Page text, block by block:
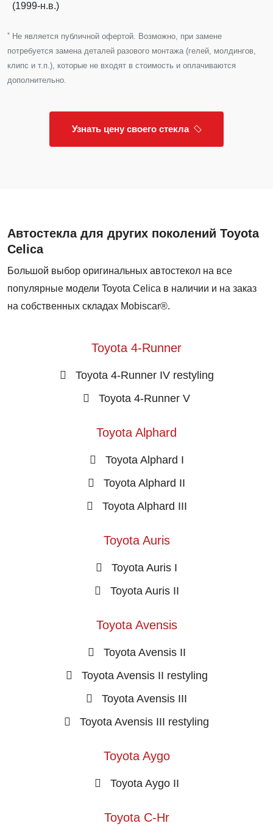
(1999-н.в.)
* Не является публичной офертой. Возможно, при замене
потребуется замена деталей разового монтажа (гелей, молдингов,
клипс и т.п.), которые не входят в стоимость и оплачиваются
дополнительно.
Узнать цену своего стекла
Автостекла для других поколений Toyota
Celica
Большой выбор оригинальных автостекол на все
популярные модели Toyota Celica в наличии и на заказ
на собственных складах Mobiscar®.
Toyota 4-Runner
Toyota 4-Runner IV restyling
Toyota 4-Runner V
Toyota Alphard
Toyota Alphard I
Toyota Alphard II
Toyota Alphard III
Toyota Auris
Toyota Auris I
Toyota Auris II
Toyota Avensis
Toyota Avensis II
Toyota Avensis II restyling
Toyota Avensis III
Toyota Avensis III restyling
Toyota Aygo
Toyota Aygo II
Toyota C-Hr